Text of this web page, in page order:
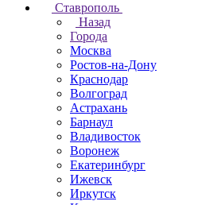
Ставрополь
Назад
Города
Москва
Ростов-на-Дону
Краснодар
Волгоград
Астрахань
Барнаул
Владивосток
Воронеж
Екатеринбург
Ижевск
Иркутск